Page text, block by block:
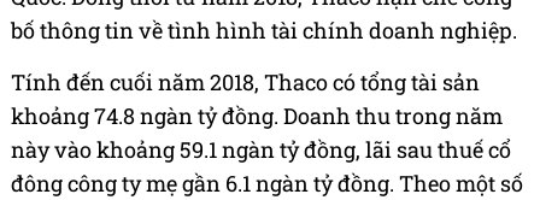
bố thông tin về tình hình tài chính doanh nghiệp.
Tính đến cuối năm 2018, Thaco có tổng tài sản
khoảng 74.8 ngàn tỷ đồng. Doanh thu trong năm
này vào khoảng 59.1 ngàn tỷ đồng, lãi sau thuế cổ
đông công ty mẹ gần 6.1 ngàn tỷ đồng. Theo một số